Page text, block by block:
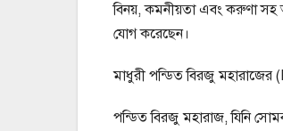
বিনয়, কমনীয়তা এবং করুণা সহ
যোগ করেছেন।
মাধুরী পন্ডিত বিরজু
পন্ডিত বিরজু মহারাজ, যিনি